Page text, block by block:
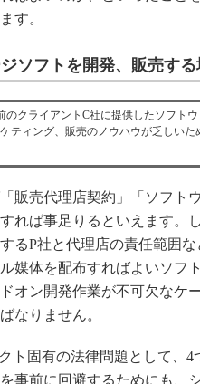
す。
ソフトを開発、販売する
クライアントC社に提供したソフト
ティング、販売のノウハウが乏しい
販売代理店契約」「ソフト
れば事足りるといえます。
るP社と代理店の責任範囲
媒体を配布すればよいソフ
オン開発作業が不可欠なケ
なりません。
固有の法律問題として、4
事前に回避するためにも、